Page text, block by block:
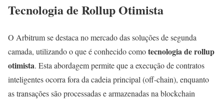
Tecnologia de Rollup Otimista
O Arbitrum se destaca no mercado das soluções de segunda
camada, utilizando o que é conhecido comotecnologia de rollup
otimista. Esta abordagem permite que a execução de contratos
inteligentes ocorra fora da cadeia principal (off-chain), enquanto
as transações são processadas e armazenadas na blockchain